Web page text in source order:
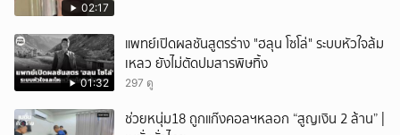
02:17
01:32
แพทย์เปิดผลชันสูตรร่าง "ฮลุน โซโล่" ระบบหัวใจล้ม
เหลว ยังไม่ตัดปมสารพิษทิ้ง
297 ดู
ช่วยหนุ่ม18 ถูกแก๊งคอลฯหลอก “สูญเงิน 2 ล้าน” |